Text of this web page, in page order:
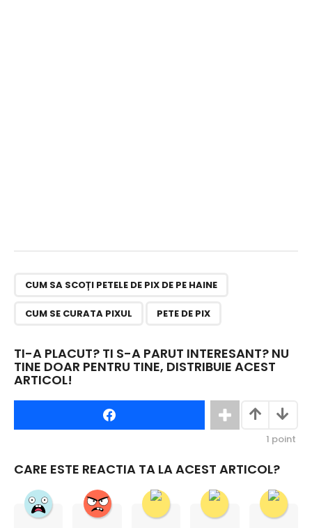
CUM SA SCOȚI PETELE DE PIX DE PE HAINE
CUM SE CURATA PIXUL PETE DE PIX
TI-A PLACUT? TI S-A PARUT INTERESANT? NU
TINE DOAR PENTRU TINE, DISTRIBUIE ACEST
ARTICOL!
1 point
CARE ESTE REACTIA TA LA ACEST ARTICOL?